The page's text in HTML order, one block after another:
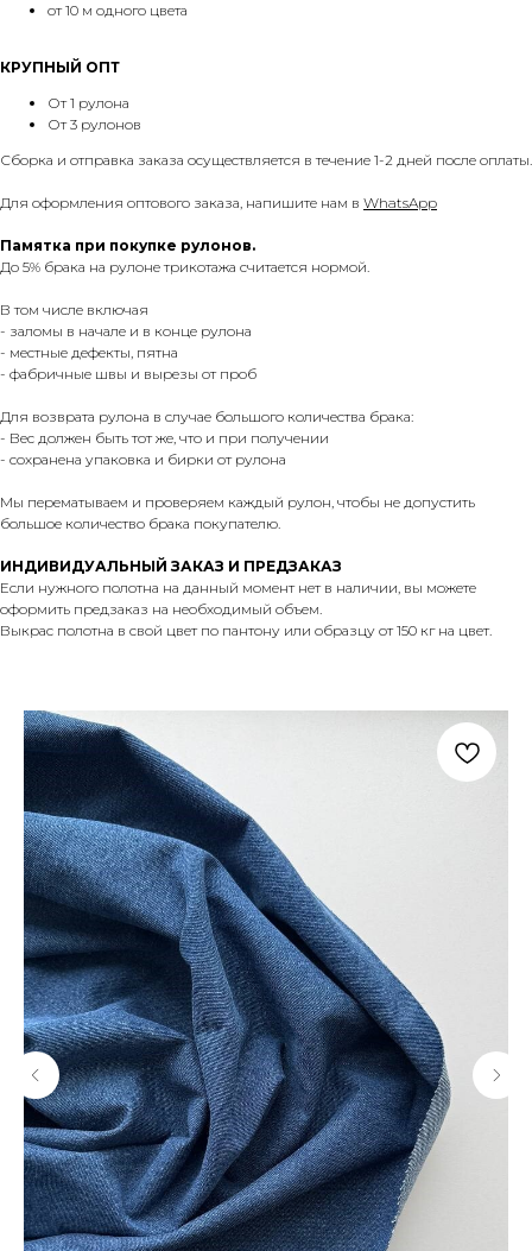
от 10 м одного цвета
КРУПНЫЙ ОПТ
От 1 рулона
От 3 рулонов
Сборка и отправка заказа осуществляется в течение 1-2 дней после оплаты.
Для оформления оптового заказа, напишите нам в WhatsApp
Памятка при покупке рулонов.
До 5% брака на рулоне трикотажа считается нормой.
В том числе включая
- заломы в начале и в конце рулона
- местные дефекты, пятна
- фабричные швы и вырезы от проб
Для возврата рулона в случае большого количества брака:
- Вес должен быть тот же, что и при получении
- сохранена упаковка и бирки от рулона
Мы перематываем и проверяем каждый рулон, чтобы не допустить
большое количество брака покупателю.
ИНДИВИДУАЛЬНЫЙ ЗАКАЗ И ПРЕДЗАКАЗ
Если нужного полотна на данный момент нет в наличии, вы можете
оформить предзаказ на необходимый объем.
Выкрас полотна в свой цвет по пантону или образцу от 150 кг на цвет.